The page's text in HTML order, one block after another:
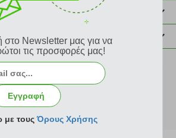
©2026 Plus4u.gr
στο Newsletter μας για να
τις προσφορές μας!
Εγγραφή
με τουςΌρους Χρήσης